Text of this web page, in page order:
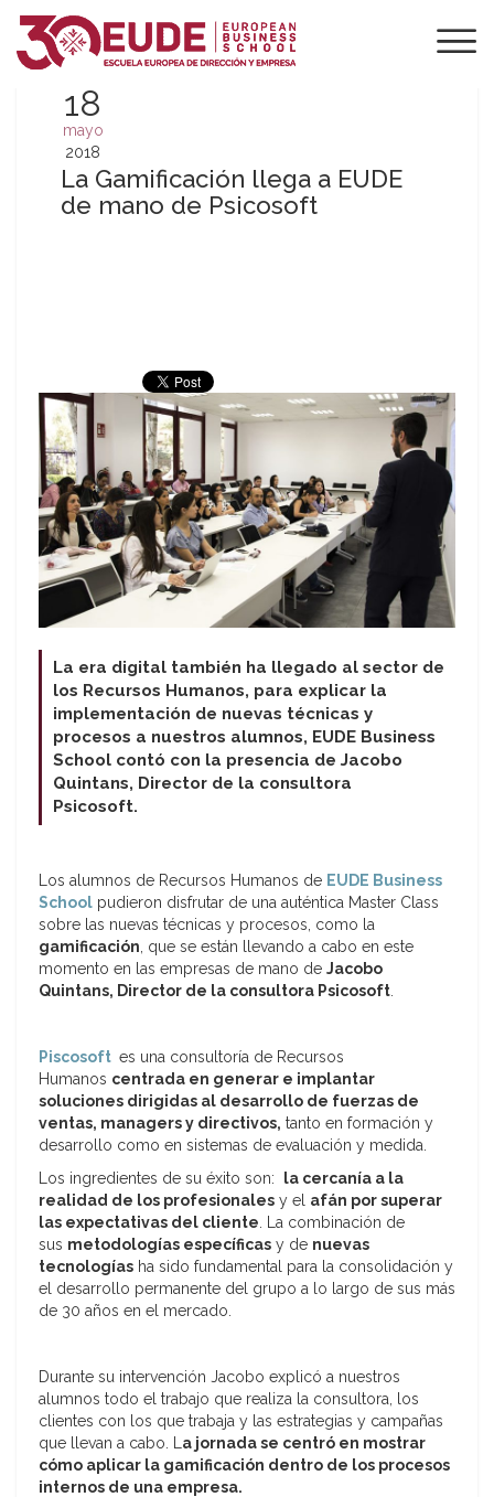
18
mayo
2018
La Gamificación llega a EUDE
de mano de Psicosoft
La era digital también ha llegado al sector de
los Recursos Humanos, para explicar la
implementación de nuevas técnicas y
procesos a nuestros alumnos, EUDE Business
School contó con la presencia de Jacobo
Quintans, Director de la consultora
Psicosoft.
Los alumnos de Recursos Humanos de EUDE Business
School pudieron disfrutar de una auténtica Master Class
sobre las nuevas técnicas y procesos, como la
gamificación , que se están llevando a cabo en este
momento en las empresas de mano de Jacobo
Quintans, Director de la consultora Psicosoft
Piscosoft es una consultoría de Recursos
Humanos centrada en generar e implantar
soluciones dirigidas al desarrollo de fuerzas de
ventas, managers y directivos, tanto en formación y
desarrollo como en sistemas de evaluación y medida.
Los ingredientes de su éxito son:
la cercanía a la
realidad de los profesionales y el afán por superar
las expectativas del cliente . La combinación de
sus metodologías específicas y de nuevas
tecnologías ha sido fundamental para la consolidación y
el desarrollo permanente del grupo a lo largo de sus más
de 30 años en el mercado.
Durante su intervención Jacobo explicó a nuestros
alumnos todo el trabajo que realiza la consultora, los
clientes con los que trabaja y las estrategias y campañas
que llevan a cabo. L a jornada se centró en mostrar
cómo aplicar la gamificación dentro de los procesos
internos de una empresa.